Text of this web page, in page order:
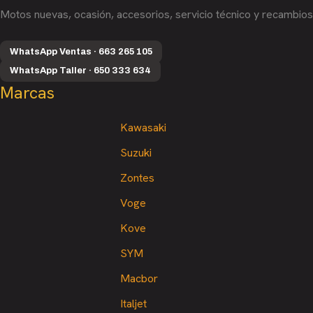
Motos nuevas, ocasión, accesorios, servicio técnico y
WhatsApp Ventas · 663 265 105
WhatsApp Taller · 650 333 634
Marcas
Kawasaki
Suzuki
Zontes
Voge
Kove
SYM
Macbor
Italjet